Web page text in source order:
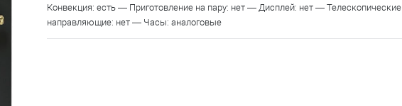
Конвекция: есть — Приготовление на пару: нет — Дисплей: нет — Телескопические
направляющие: нет — Часы: аналоговые